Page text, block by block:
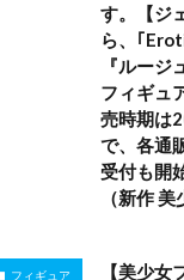
す。【ジ
ら、｢
『ルー
フィギュ
売時期は
で、各通
受付も開
（新作
フィギュア
【美少女